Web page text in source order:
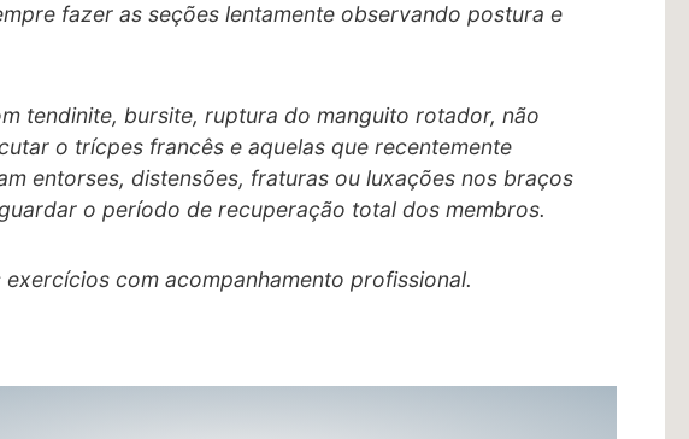
fazer as seções lentamente observando postura e
tendinite, bursite, ruptura do manguito rotador, não
o trícpes francês e aquelas que recentemente
entorses, distensões, fraturas ou luxações nos braços
o período de recuperação total dos membros.
exercícios com acompanhamento profissional.